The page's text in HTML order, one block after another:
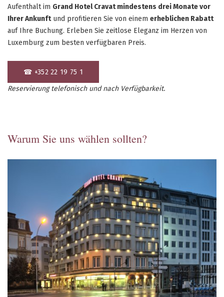
Aufenthalt im Grand Hotel Cravat mindestens drei Monate vor
Ihrer Ankunftund profitieren Sie von einem erheblichen Rabatt
auf Ihre Buchung. Erleben Sie zeitlose Eleganz im Herzen von
Luxemburg zum besten verfügbaren Preis.
☎ +352 22 19 75 1
Reservierung telefonisch und nach Verfügbarkeit.
Warum Sie uns wählen sollten?